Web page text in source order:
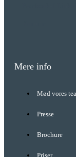
Mere info
Mød vores
Presse
Brochure
Priser